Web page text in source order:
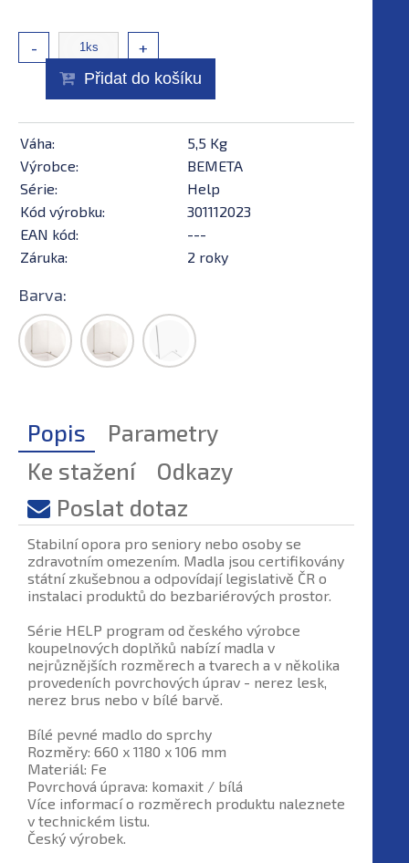
- +
Přidat do košíku
Váha:
5,5 Kg
Výrobce:
BEMETA
Série:
Help
Kód výrobku:
301112023
EAN kód:
---
Záruka:
2 roky
Barva:
Popis
Parametry
Ke stažení
Odkazy
Poslat dotaz
Stabilní opora pro seniory nebo osoby se
zdravotním omezením. Madla jsou certifikovány
státní zkušebnou a odpovídají legislativě ČR o
instalaci produktů do bezbariérových prostor.
Série HELP program od českého výrobce
koupelnových doplňků nabízí madla v
nejrůznějších rozměrech a tvarech a v několika
provedeních povrchových úprav - nerez lesk,
nerez brus nebo v bílé barvě.
Bílé pevné madlo do sprchy
Rozměry: 660 x 1180 x 106 mm
Materiál: Fe
Povrchová úprava: komaxit / bílá
Více informací o rozměrech produktu naleznete
v technickém listu.
Český výrobek.